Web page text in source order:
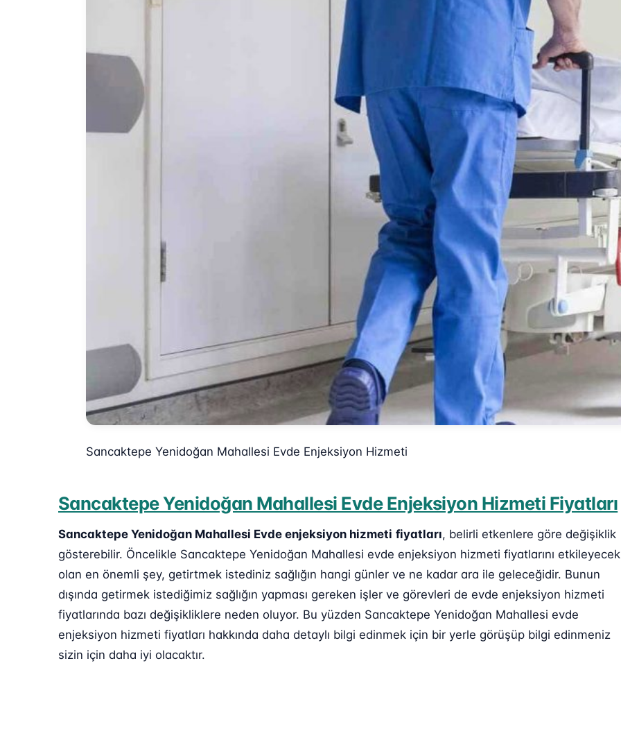
Sancaktepe Yenidoğan Mahallesi Evde Enjeksiyon Hizmeti
Sancaktepe Yenidoğan Mahallesi Evde Enjeksiyon Hizmeti Fiyatları
Sancaktepe Yenidoğan Mahallesi Evde enjeksiyon hizmeti fiyatları, belirli etkenlere göre değişiklik
gösterebilir. Öncelikle Sancaktepe Yenidoğan Mahallesi evde enjeksiyon hizmeti fiyatlarını etkileyecek
olan en önemli şey, getirtmek istediniz sağlığın hangi günler ve ne kadar ara ile geleceğidir. Bunun
dışında getirmek istediğimiz sağlığın yapması gereken işler ve görevleri de evde enjeksiyon hizmeti
fiyatlarında bazı değişikliklere neden oluyor. Bu yüzden Sancaktepe Yenidoğan Mahallesi evde
enjeksiyon hizmeti fiyatları hakkında daha detaylı bilgi edinmek için bir yerle görüşüp bilgi edinmeniz
sizin için daha iyi olacaktır.